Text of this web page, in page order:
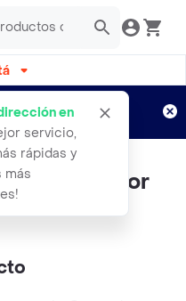
en
servicio,
rápidas y
más
Aplican TyC
Dispensador